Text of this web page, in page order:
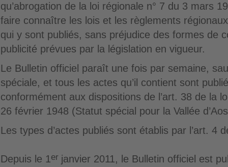
qu’abrogation de la loi régionale n° 7 du 3 mars
faire connaître les lois et les règlements
qui y sont publiés, sans préjudice des formes de
publicité prévues par la législation en vigueur.
Le Bulletin officiel paraît une fois par semaine,
spéciale, et tous les actes qu’il contient sont
conformément aux dispositions de l’art. 38 de la
26 février 1948 (Statut spécial pour la Vallée
Les types d’actes publiés sont établis par l’art. 4
Depuis le 1er janvier 2011, le Bulletin officiel est